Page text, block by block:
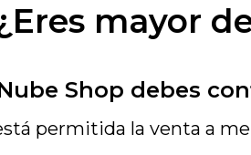
mayor
Shop debes
permitida la venta a